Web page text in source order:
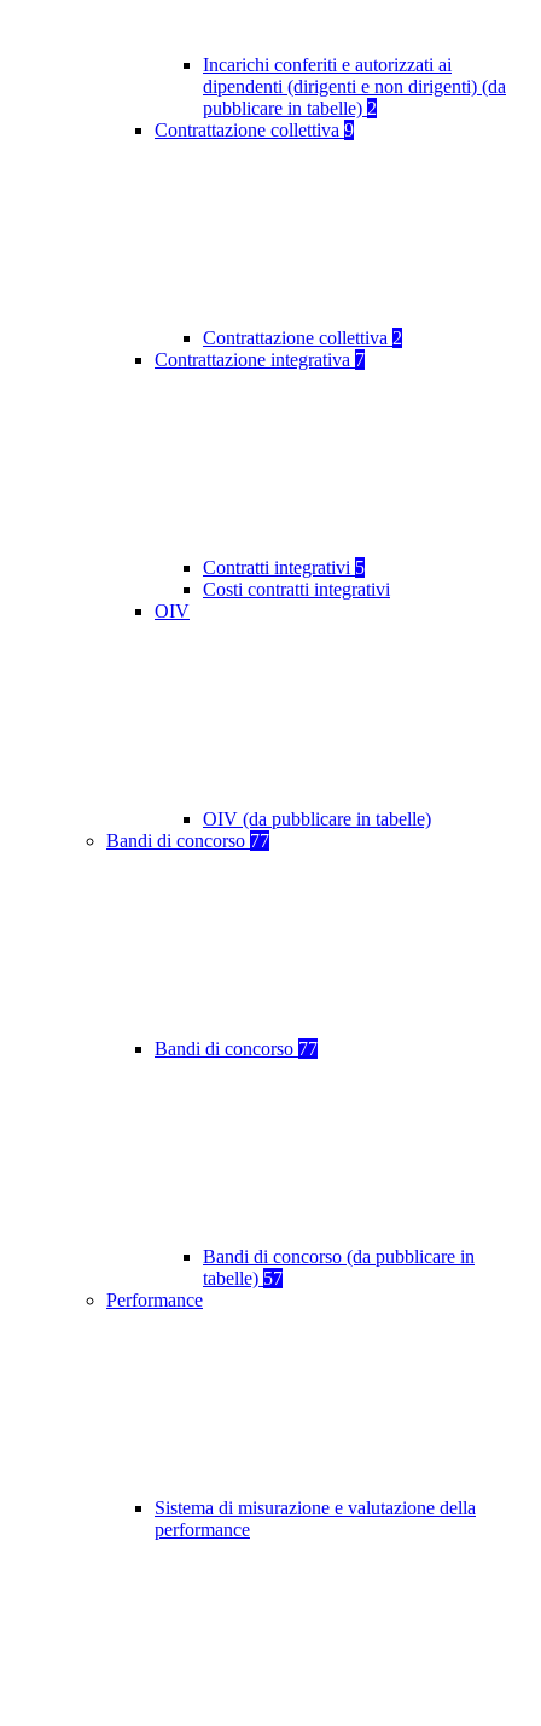
Incarichi conferiti e autorizzati ai
dipendenti (dirigenti e non dirigenti) (da
pubblicare in tabelle) 2
Contrattazione collettiva 9
Contrattazione collettiva 2
Contrattazione integrativa 7
Contratti integrativi 5
Costi contratti integrativi
OIV
OIV (da pubblicare in tabelle)
Bandi di concorso 77
Bandi di concorso 77
Bandi di concorso (da pubblicare in
tabelle) 57
Performance
Sistema di misurazione e valutazione della
performance